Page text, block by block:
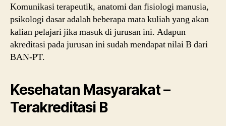
Komunikasi terapeutik, anatomi dan fisiologi manusia,
psikologi dasar adalah beberapa mata kuliah yang akan
kalian pelajari jika masuk di jurusan ini. Adapun
akreditasi pada jurusan ini sudah mendapat nilai B dari
BAN-PT.
Kesehatan Masyarakat –
Terakreditasi B